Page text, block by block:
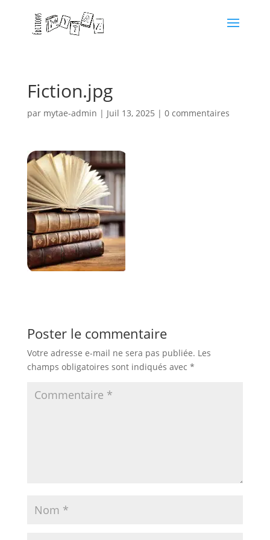
Fiction.jpg
par mytae-admin | Juil 13, 2025 | 0 commentaires
Poster le commentaire
Votre adresse e-mail ne sera pas publiée. Les
champs obligatoires sont indiqués avec *